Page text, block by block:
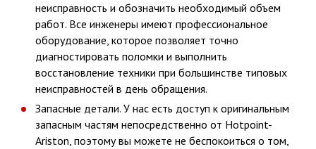
неисправность и обозначить необходимый объем
работ. Все инженеры имеют профессиональное
оборудование, которое позволяет точно
диагностировать поломки и выполнить
восстановление техники при большинстве типовых
неисправностей в день обращения.
Запасные детали. У нас есть доступ к оригинальным
запасным частям непосредственно от Hotpoint-
Ariston, поэтому вы можете не беспокоиться о том,